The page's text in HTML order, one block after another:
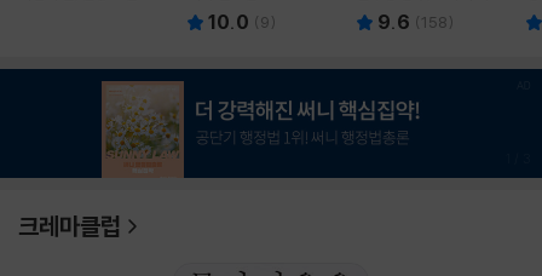
10.0 (9)
편찬실 편
9.6 (158)
크레마클럽